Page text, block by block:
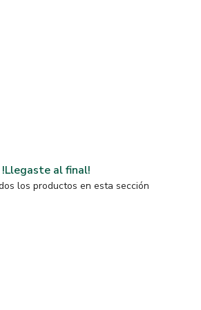
!Llegaste al final!
los productos en esta sección